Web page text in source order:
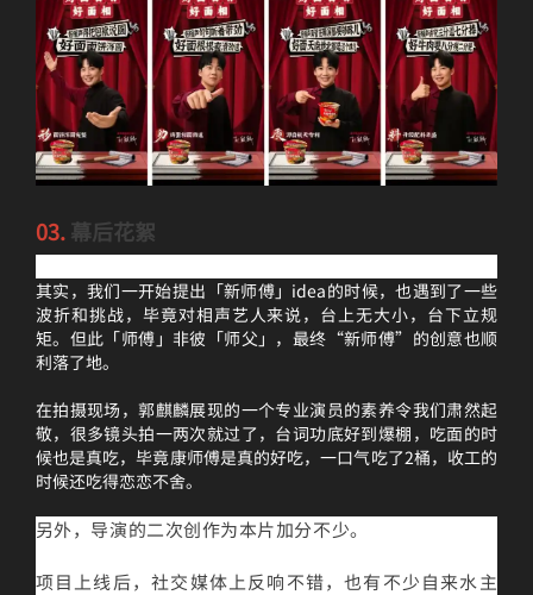
03.幕后花絮
其实，我们一开始提出「新师傅」idea的时候，也遇到了一些
波折和挑战，毕竟对相声艺人来说，台上无大小，台下立规
矩。但此「师傅」非彼「师父」，最终“新师傅”的创意也顺
利落了地。
在拍摄现场，郭麒麟展现的一个专业演员的素养令我们肃然起
敬，很多镜头拍一两次就过了，台词功底好到爆棚，吃面的时
候也是真吃，毕竟康师傅是真的好吃，一口气吃了2桶，收工的
时候还吃得恋恋不舍。
另外，导演的二次创作为本片加分不少。
项目上线后，社交媒体上反响不错，也有不少自来水主